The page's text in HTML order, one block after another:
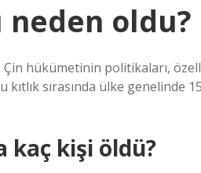
neden oldu?
hükümetinin politikaları,
kıtlık sırasında ülke genelinde
kaç kişi öldü?